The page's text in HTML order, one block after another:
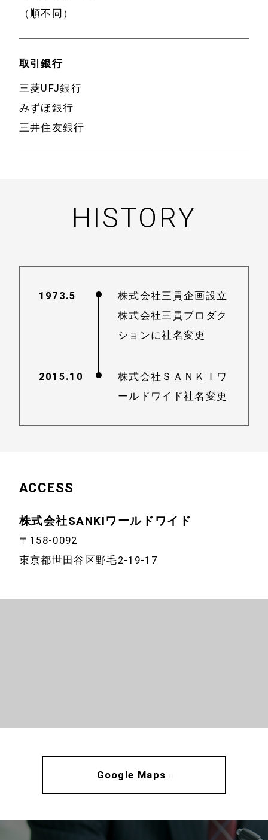
（順不同）
取引銀行
三菱UFJ銀行
みずほ銀行
三井住友銀行
HISTORY
1973.5
株式会社三貴企画設立
株式会社三貴プロダク
ションに社名変更
2015.10
株式会社ＳＡＮＫＩワ
ールドワイド社名変更
ACCESS
株式会社SANKIワールドワイド
〒158-0092
東京都世田谷区野毛2-19-17
Google Maps